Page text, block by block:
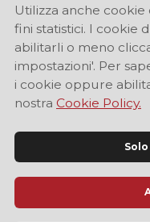
ARTE E CULTURA
Utilizza anche
fini statistici. I cookie
abilitarli o meno
impostazioni'. Per
i cookie oppure
nostra Cookie Policy.